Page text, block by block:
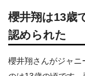
櫻井翔は13歳
認められた
櫻井翔さんがジャニ